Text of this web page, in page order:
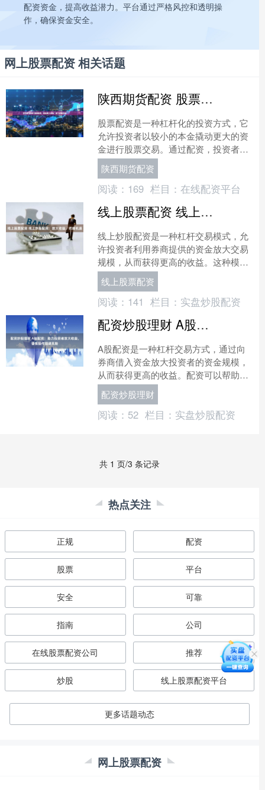
配资资金，提高收益潜力。平台通过严格风控和透明操
作，确保资金安全。
网上股票配资 相关话题
陕西期货配资 股票配资，轻松放大收益，助力财富增长
股票配资是一种杠杆化的投资方式，它
允许投资者以较小的本金撬动更大的资
金进行股票交易。通过配资，投资者可
以放大收益，从而加速财富增长。 恒指
期货配资提供高达10倍....
陕西期货配资
阅读： 169 栏目： 在线配资平台
线上股票配资 线上炒股配资：放大收益，把握机遇
线上炒股配资是一种杠杆交易模式，允
许投资者利用券商提供的资金放大交易
规模，从而获得更高的收益。这种模式
对于资金有限但又希望抓住市场机遇的
投资者来说非常有吸引力。....
线上股票配资
阅读： 141 栏目： 实盘炒股配资
配资炒股理财 A股配资：助力投资者放大收益，谨慎操作规避风险
A股配资是一种杠杆交易方式，通过向
券商借入资金放大投资者的资金规模，
从而获得更高的收益。配资可以帮助投
资者在市场波动中放大收益配资炒股理
财，但同时也会放大风险。....
配资炒股理财
阅读： 52 栏目： 实盘炒股配资
共 1 页/3 条记录
热点关注
正规 配资
股票 平台
安全 可靠
指南 公司
在线股票配资公司 推荐
炒股 线上股票配资平台
更多话题动态
网上股票配资